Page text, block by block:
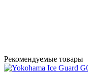
Рекомендуемые товары